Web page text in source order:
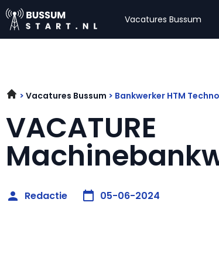
Vacatures Bussum
Vacatures Bussum Bankwerker HTM
VACATURE
Redactie 05-06-2024